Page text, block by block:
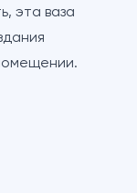
эта ваза